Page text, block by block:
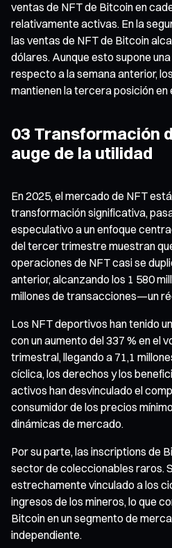
ventas de NFT de Bitcoin en
relativamente activas. En la
las ventas de NFT de Bitcoin
dólares. Aunque esto supone
respecto a la semana anterior,
mantienen la tercera posición en
03 Transformación
auge de la utilidad
En 2025, el mercado de NFT
transformación significativa,
especulativo a un enfoque
del tercer trimestre muestran
operaciones de NFT casi se
anterior, alcanzando los 1 580
millones de transacciones—un
Los NFT deportivos han tenido
con un aumento del 337 % en el
trimestral, llegando a 71,1
cíclica, los derechos y los
activos han desvinculado el
consumidor de los precios
dinámicas de mercado.
Por su parte, las inscriptions de
sector de coleccionables raros.
estrechamente vinculado a los
ingresos de los mineros, lo que
Bitcoin en un segmento de
independiente.